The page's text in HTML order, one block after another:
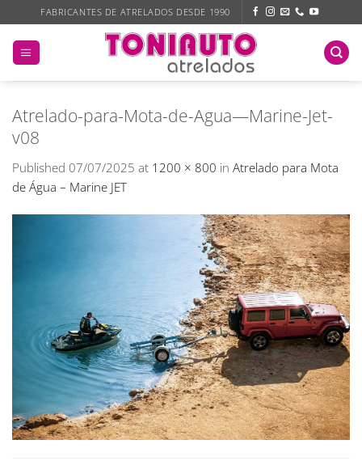
to
content
FABRICANTES DE ATRELADOS DESDE 1990
Atrelado-para-Mota-de-Agua—Marine-Jet-
v08
Published 07/07/2025 at 1200 × 800 in Atrelado para Mota
de Água – Marine JET